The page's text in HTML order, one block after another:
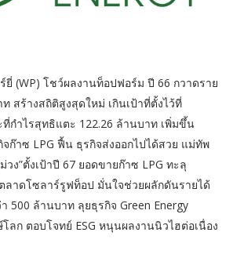
ยี่ (WP) โชว์ผลงานท็อปฟอร์ม ปี 66 กวาดราย
สร้างสถิติสูงสุดใหม่ เกินเป้าที่ตั้งไว้ที่
กำไรสุทธิแตะ 122.26 ล้านบาท เพิ่มขึ้น
ก๊าซ LPG ฟื้น ธุรกิจส่งออกไปได้สวย แม่ทัพ
ง”ตั้งเป้าปี 67 ยอดขายก๊าซ LPG ทะลุ
ลาดโซลาร์รูฟท็อป มั่นใจช่วยผลักดันรายได้
500 ล้านบาท ลุยธุรกิจ Green Energy
โลก ตอบโจทย์ ESG หนุนผลงานนิวไฮต่อเนื่อง